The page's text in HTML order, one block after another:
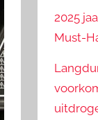
2025
Must-